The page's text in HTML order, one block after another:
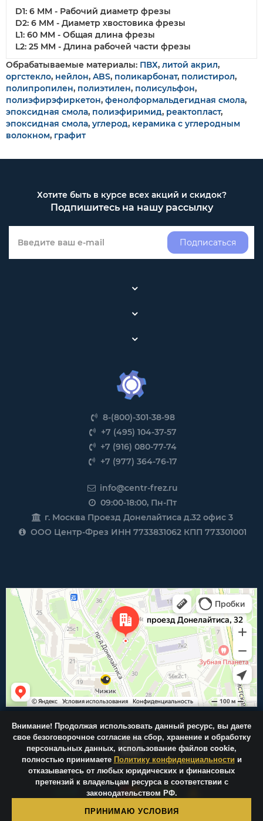
D1: 6 MM - Рабочий диаметр фрезы
D2: 6 MM - Диаметр хвостовика фрезы
L1: 60 MM - Общая длина фрезы
L2: 25 MM - Длина рабочей части фрезы
Обрабатываемые материалы: ПВХ, литой акрил,
оргстекло, нейлон, ABS, поликарбонат, полистирол,
полипропилен, полиэтилен, полисульфон,
полиэфирэфиркетон, фенолформальдегидная смола,
эпоксидная смола, полиэфиримид, реактопласт,
эпоксидная смола, углерод, керамика с углеродным
волокном, графит
Хотите быть в курсе всех акций и скидок?
Подпишитесь на нашу рассылку
Подписаться
8-(800)-301-38-98
+7 (495) 104-37-57
+7 (916) 080-77-74
+7 (977) 364-76-17
info@centr-frez.ru
09:00-18:00, Пн-Пт
г. Москва Проезд Донелайтиса д.32 офис 3
ООО Центр-Фрез ИНН 7733831062 КПП 773301001
Центр-Фрез.ру © 2026
Внимание! Продолжая использовать данный ресурс, вы даете
свое безоговорочное согласие на сбор, хранение и обработку
персональных данных, использование файлов cookie,
полностью принимаете Политику конфиденциальности и
отказываетесь от любых юридических и финансовых
претензий к владельцам ресурса в соответствии с
законодательством РФ.
ПРИНИМАЮ УСЛОВИЯ